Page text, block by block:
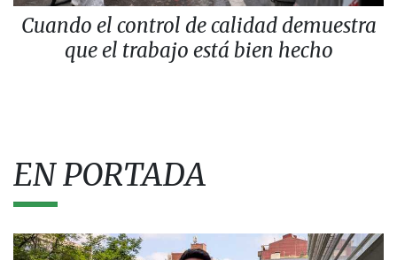
Cuando el control de calidad demuestra
que el trabajo está bien hecho
EN PORTADA